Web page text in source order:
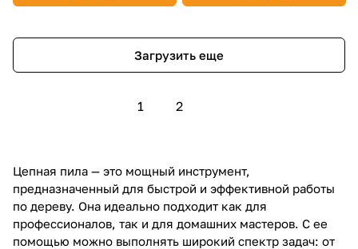
Загрузить еще
1 2
Цепная пила — это мощный инструмент,
предназначенный для быстрой и эффективной работы
по дереву. Она идеально подходит как для
профессионалов, так и для домашних мастеров. С ее
помощью можно выполнять широкий спектр задач: от